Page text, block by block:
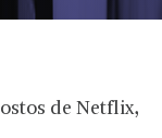
de Netflix,